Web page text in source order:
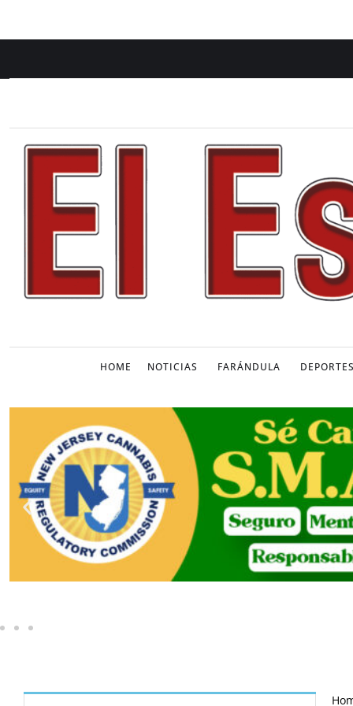
HOME NOTICIAS FARÁNDULA DEPORTES